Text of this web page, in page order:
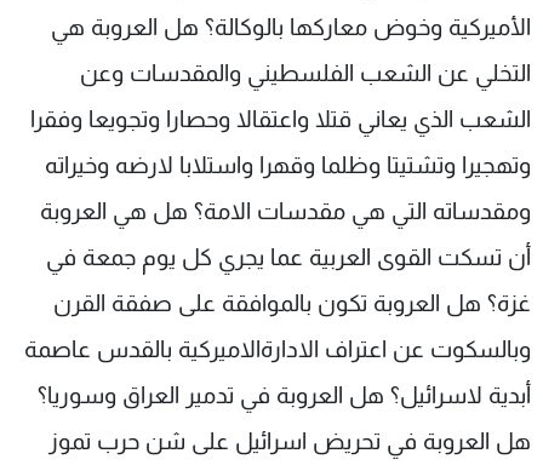
الأميركية وخوض معاركها بالوكالة؟ هل العروبة هي
التخلي عن الشعب الفلسطيني والمقدسات وعن
الشعب الذي يعاني قتلا واعتقالا وحصارا وتجويعا وفقرا
وتهجيرا وتشتيتا وظلما وقهرا واستلابا لارضه وخيراته
ومقدساته التي هي مقدسات الامة؟ هل هي العروبة
أن تسكت القوى العربية عما يجري كل يوم جمعة في
غزة؟ هل العروبة تكون بالموافقة على صفقة القرن
وبالسكوت عن اعتراف الادارةالاميركية بالقدس عاصمة
أبدية لاسرائيل؟ هل العروبة في تدمير العراق وسوريا؟
هل العروبة في تحريض اسرائيل على شن حرب تموز